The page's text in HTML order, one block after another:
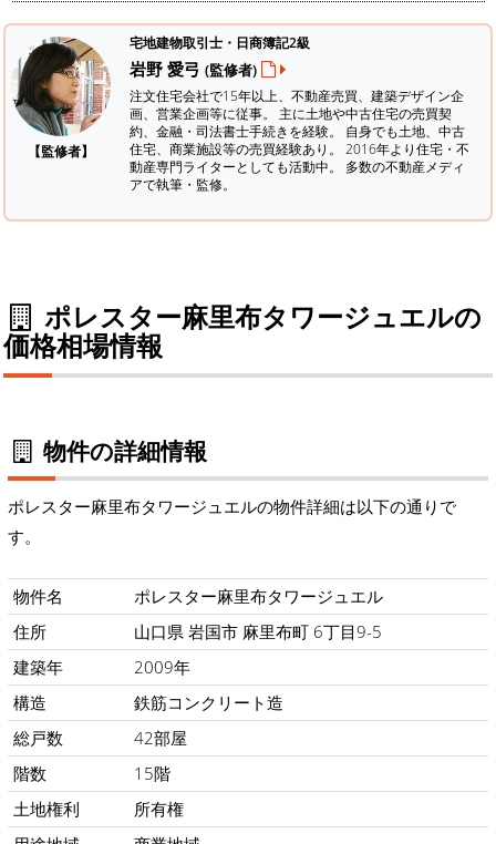
【監修者】
宅地建物取引士・日商簿記2級
岩野 愛弓 (監修者)
注文住宅会社で15年以上、不動産売買、建築デザイン企
画、営業企画等に従事。 主に土地や中古住宅の売買契
約、金融・司法書士手続きを経験。 自身でも土地、中古
住宅、商業施設等の売買経験あり。 2016年より住宅・不
動産専門ライターとしても活動中。 多数の不動産メディ
アで執筆・監修。
ポレスター麻里布タワージュエルの
価格相場情報
物件の詳細情報
ポレスター麻里布タワージュエルの物件詳細は以下の通りで
す。
物件名
ポレスター麻里布タワージュエル
住所
山口県 岩国市 麻里布町 6丁目9-5
建築年
2009年
構造
鉄筋コンクリート造
総戸数
42部屋
階数
15階
土地権利
所有権